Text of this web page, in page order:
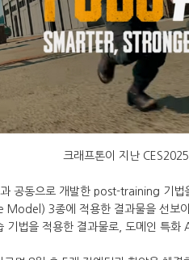
크래프톤이 지난
공동으로 개발한 post-training 기
Model) 3종에 적용한 결과물을 선보
기법을 적용한 결과물로, 도메인 특화